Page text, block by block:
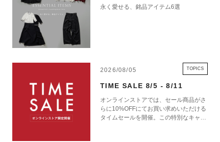
永く愛せる、銘品アイテム6選
2026/08/05 TOPICS
TIME SALE 8/5 - 8/11
オンラインストアでは、セール商品がさ
らに10%OFFにてお買い求めいただける
タイムセールを開催。この特別なキャン